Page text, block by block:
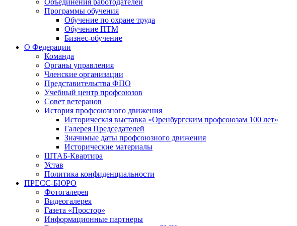
Объединения работодателей
Программы обучения
Обучение по охране труда
Обучение ПТМ
Бизнес-обучение
О Федерации
Команда
Органы управления
Членские организации
Представительства ФПО
Учебный центр профсоюзов
Совет ветеранов
История профсоюзного движения
Историческая выставка «Оренбургским профсоюзам 100 лет»
Галерея Председателей
Значимые даты профсоюзного движения
Исторические материалы
ШТАБ-Квартира
Устав
Политика конфиденциальности
ПРЕСС-БЮРО
Фотогалерея
Видеогалерея
Газета «Простор»
Информационные партнеры